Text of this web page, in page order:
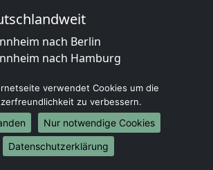
nach Berlin
nach Hamburg
nach Köln
nach Frankfurt am Main
nach Stuttgart
nach Düsseldorf
nach Leipzig
verwendet Cookies um die
zu verbessern.
Nur notwendige Cookies
Datenschutzerklärung